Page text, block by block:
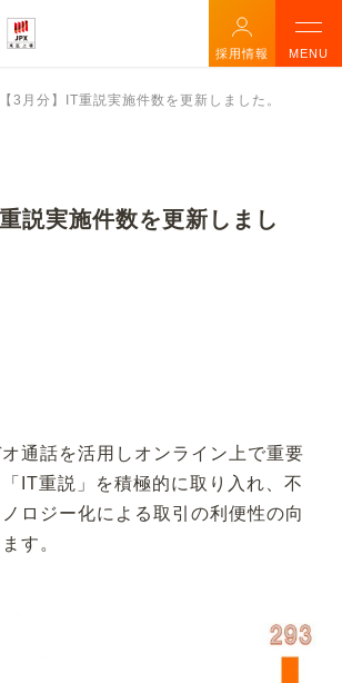
採用情報 MENU
【3月分】IT重説実施件数を更新しました。
説実施件数を更新しまし
通話を活用しオンライン上で重要
IT重説」を積極的に取り入れ、不
ロジー化による取引の利便性の向
す。